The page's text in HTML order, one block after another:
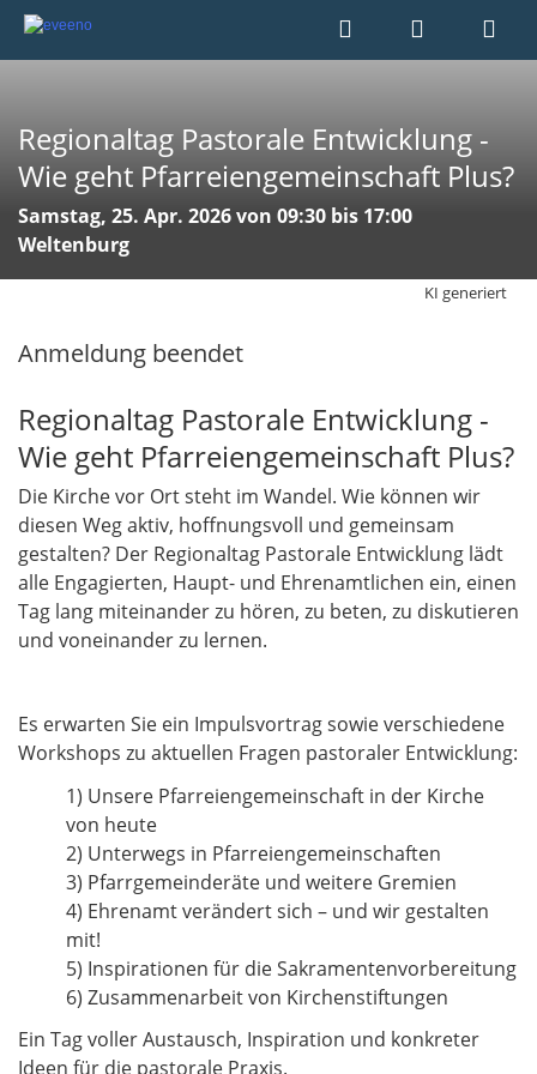
Regionaltag Pastorale Entwicklung -
Wie geht Pfarreiengemeinschaft Plus?
Samstag, 25. Apr. 2026 von 09:30 bis 17:00
Weltenburg
KI generiert
Anmeldung beendet
Regionaltag Pastorale Entwicklung -
Wie geht Pfarreiengemeinschaft Plus?
Die Kirche vor Ort steht im Wandel. Wie können wir
diesen Weg aktiv, hoffnungsvoll und gemeinsam
gestalten? Der Regionaltag Pastorale Entwicklung lädt
alle Engagierten, Haupt- und Ehrenamtlichen ein, einen
Tag lang miteinander zu hören, zu beten, zu diskutieren
und voneinander zu lernen.
Es erwarten Sie ein Impulsvortrag sowie verschiedene
Workshops zu aktuellen Fragen pastoraler Entwicklung:
1) Unsere Pfarreiengemeinschaft in der Kirche
von heute
2) Unterwegs in Pfarreiengemeinschaften
3) Pfarrgemeinderäte und weitere Gremien
4) Ehrenamt verändert sich – und wir gestalten
mit!
5) Inspirationen für die Sakramentenvorbereitung
6) Zusammenarbeit von Kirchenstiftungen​​​​​​​
Ein Tag voller Austausch, Inspiration und konkreter
Ideen für die pastorale Praxis.